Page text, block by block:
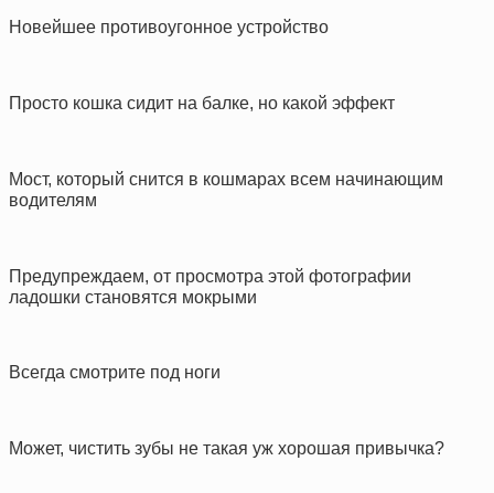
Новейшее противоугонное устройство
Просто кошка сидит на балке, но какой эффект
Мост, который снится в кошмарах всем начинающим
водителям
Предупреждаем, от просмотра этой фотографии
ладошки становятся мокрыми
Всегда смотрите под ноги
Может, чистить зубы не такая уж хорошая привычка?